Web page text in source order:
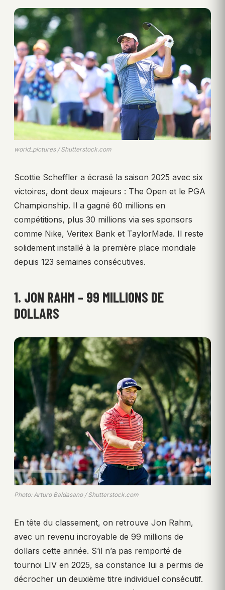
world_pictures / Shutterstock.com
Scottie Scheffler a écrasé la saison 2025 avec six
victoires, dont deux majeurs : The Open et le PGA
Championship. Il a gagné 60 millions en
compétitions, plus 30 millions via ses sponsors
comme Nike, Veritex Bank et TaylorMade. Il reste
solidement installé à la première place mondiale
depuis 123 semaines consécutives.
1. JON RAHM – 99 MILLIONS DE
DOLLARS
Photo: Arturo Baldasano / Shutterstock.com
En tête du classement, on retrouve Jon Rahm,
avec un revenu incroyable de 99 millions de
dollars cette année. S’il n’a pas remporté de
tournoi LIV en 2025, sa constance lui a permis de
décrocher un deuxième titre individuel consécutif.